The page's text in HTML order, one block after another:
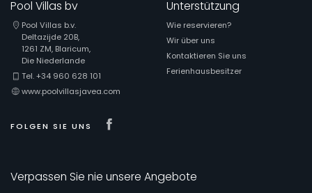
Pool Villas bv
Pool Villas b.v.
Deltazijde 20B,
1261 ZM, Blaricum,
Die Niederlande
Tel. +34 960 628 101
www.poolvillasjavea.com
FOLGEN SIE UNS
Unterstützung
Wie reservieren?
Wir über uns
Kontaktieren Sie uns
Ferienhausbesitzer
Verpassen Sie nie unsere Angebote